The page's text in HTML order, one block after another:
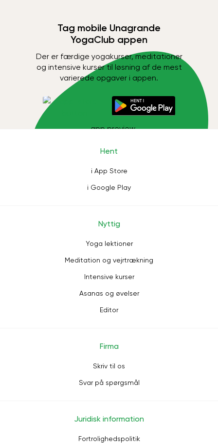
Tag mobile Unagrande
YogaClub appen
Der er færdige yogakurser, meditationer
og intensive kurser til løsning af de mest
varierede opgaver i appen.
Hent
i App Store
i Google Play
Nyttig
Yoga lektioner
Meditation og vejrtrækning
Intensive kurser
Asanas og øvelser
Editor
Firma
Skriv til os
Svar på spørgsmål
Juridisk information
Fortrolighedspolitik